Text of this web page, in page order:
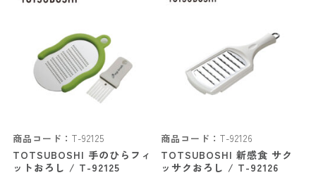
商品コード： T-92125
TOTSUBOSHI 手のひらフィ
ットおろし / T-92125
商品コード：T-92126
TOTSUBOSHI 新感食 サク
ッサクおろし / T-92126